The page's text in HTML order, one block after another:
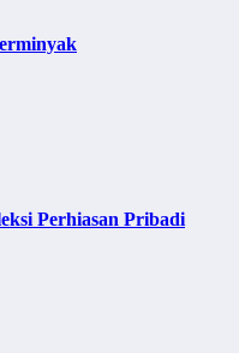
Perhiasan Pribadi